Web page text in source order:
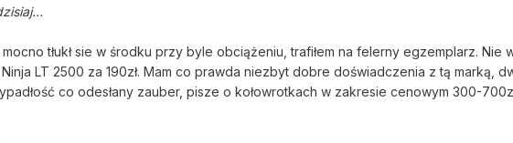
tłukł sie w środku przy byle obciążeniu, trafiłem na felerny egzemplarz. Nie
LT 2500 za 190zł. Mam co prawda niezbyt dobre doświadczenia z tą marką,
co odesłany zauber, pisze o kołowrotkach w zakresie cenowym 300-